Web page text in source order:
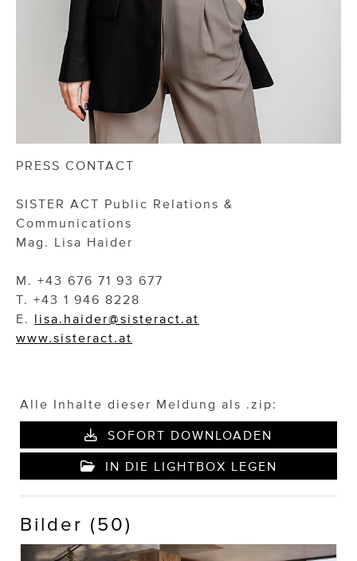
PRESS CONTACT
SISTER ACT Public Relations &
Communications
Mag. Lisa Haider
M. +43 676 71 93 677
T. +43 1 946 8228
E. lisa.haider@sisteract.at
www.sisteract.at
Alle Inhalte dieser Meldung als .zip:
SOFORT DOWNLOADEN
IN DIE LIGHTBOX LEGEN
Bilder (50)